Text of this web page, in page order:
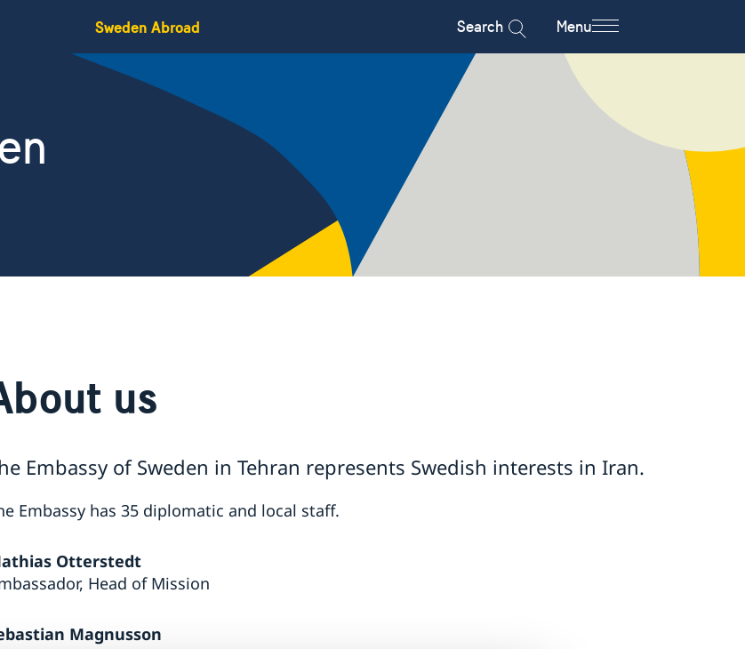
Sweden Abroad Search Menu
us
Embassy of Sweden in Tehran represents Swedish interests in Iran.
Embassy has 35 diplomatic and local staff.
Otterstedt
Head of Mission
Magnusson